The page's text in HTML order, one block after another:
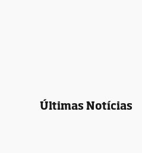
Últimas Notícias